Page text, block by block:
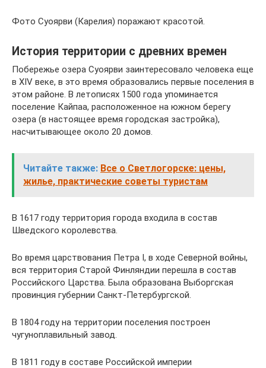
Фото Суоярви (Карелия) поражают красотой.
История территории с древних времен
Побережье озера Суоярви заинтересовало человека еще
в XIV веке, в это время образовались первые поселения в
этом районе. В летописях 1500 года упоминается
поселение Кайпаа, расположенное на южном берегу
озера (в настоящее время городская застройка),
насчитывающее около 20 домов.
Читайте также: Все о Светлогорске: цены,
жилье, практические советы туристам
В 1617 году территория города входила в состав
Шведского королевства.
Во время царствования Петра Ι, в ходе Северной войны,
вся территория Старой Финляндии перешла в состав
Российского Царства. Была образована Выборгская
провинция губернии Санкт-Петербургской.
В 1804 году на территории поселения построен
чугуноплавильный завод.
В 1811 году в составе Российской империи